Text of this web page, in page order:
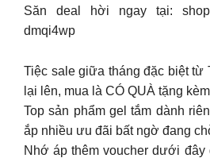
Săn deal hời ngay tại:
dmqi4wp
Tiệc sale giữa tháng đặc biệt từ
lại lên, mua là CÓ QUÀ tặng
Top sản phẩm gel tắm dành
ắp nhiều ưu đãi bất ngờ đang
Nhớ áp thêm voucher dưới đây